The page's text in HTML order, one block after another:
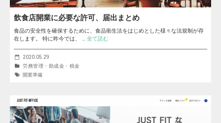
飲食店開業に必要な許可、届出まとめ
食品の安全性を確保するために、食品衛生法をはじめとした様々な法規制が存
在します。 特に昨今では、 … 全て読む
2020.05.29
労務管理・助成金・税金
開業準備